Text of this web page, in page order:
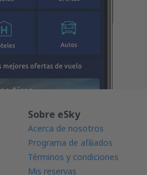
Sobre eSky
Acerca de nosotros
Programa de afiliados
Términos y condiciones
Mis reservas